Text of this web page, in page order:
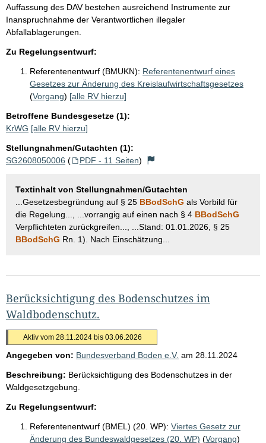
Auffassung des DAV bestehen ausreichend Instrumente zur
Inanspruchnahme der Verantwortlichen illegaler
Abfallablagerungen.
Zu Regelungsentwurf:
Referentenentwurf (BMUKN): Referentenentwurf eines
Gesetzes zur Änderung des Kreislaufwirtschaftsgesetzes
(Vorgang) [alle RV hierzu]
Betroffene Bundesgesetze (1):
KrWG [alle RV hierzu]
Stellungnahmen/Gutachten (1):
SG2608050006 ( PDF - 11 Seiten)
Textinhalt von Stellungnahmen/Gutachten
...Gesetzesbegründung auf § 25 BBodSchG als Vorbild für
die Regelung..., ...vorrangig auf einen nach § 4 BBodSchG
Verpflichteten zurückgreifen..., ...Stand: 01.01.2026, § 25
BBodSchG Rn. 1). Nach Einschätzung...
Berücksichtigung des Bodenschutzes im
Waldbodenschutz.
Aktiv vom 28.11.2024 bis 03.06.2026
Angegeben von: Bundesverband Boden e.V. am 28.11.2024
Beschreibung: Berücksichtigung des Bodenschutzes in der
Waldgesetzgebung.
Zu Regelungsentwurf:
Referentenentwurf (BMEL) (20. WP): Viertes Gesetz zur
Änderung des Bundeswaldgesetzes (20. WP) (Vorgang)